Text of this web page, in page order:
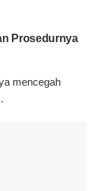
Prosedurnya
mencegah